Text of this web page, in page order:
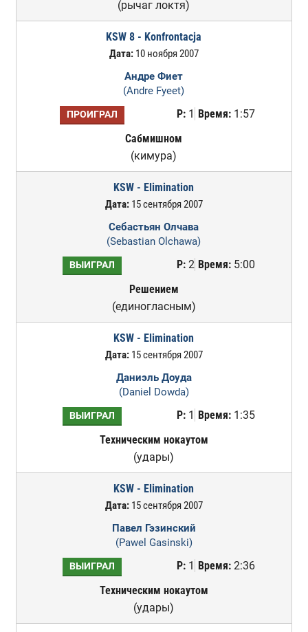
(рычаг локтя)
KSW 8 - Konfrontacja
Дата:10 ноября 2007
Андре Фиет
(Andre Fyeet)
ПРОИГРАЛ Р:1 Время:1:57
Сабмишном
(кимура)
KSW - Elimination
Дата:15 сентября 2007
Себастьян Олчава
(Sebastian Olchawa)
ВЫИГРАЛ Р:2 Время:5:00
Решением
(единогласным)
KSW - Elimination
Дата:15 сентября 2007
Даниэль Доуда
(Daniel Dowda)
ВЫИГРАЛ Р:1 Время:1:35
Техническим нокаутом
(удары)
KSW - Elimination
Дата:15 сентября 2007
Павел Гэзинский
(Pawel Gasinski)
ВЫИГРАЛ Р:1 Время:2:36
Техническим нокаутом
(удары)